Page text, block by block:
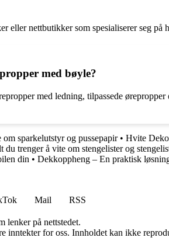
eller nettbutikker som spesialiserer seg
med bøyle?
med ledning, tilpassede
sparkelutstyr og pussepapir• Hvite
du trenger å vite om stengelister og
din • Dekkoppheng – En praktisk
Mail
RSS
lenker på nettstedet.
for oss. Innholdet kan ikke